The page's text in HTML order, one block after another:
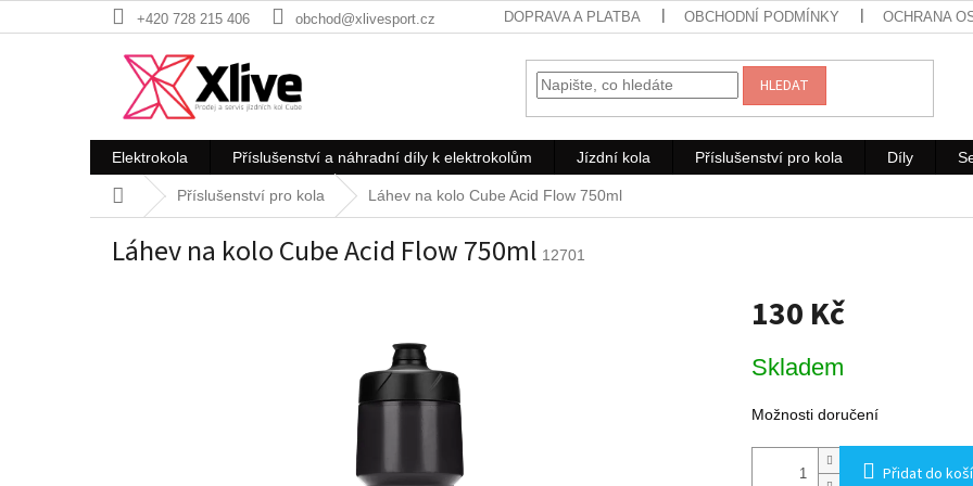
na
+420 728 215 406 obchod@xlivesport.cz DOPRAVA A PLATBA OBCHODNÍ PODMÍNKY OCHRANA
HLEDAT
Elektrokola Příslušenství a náhradní díly k elektrokolům Jízdní kola Příslušenství pro kola Díly
Domů Příslušenství pro kola Láhev na kolo Cube Acid Flow 750ml
Láhev na kolo Cube Acid Flow 750ml 12701
130 Kč
cena:
Skladem
Možnosti doručení
Přidat do